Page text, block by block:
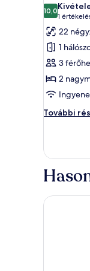
szoba
összes
képének
Prémium
szoba
két
külön
10,010-ből 10,0
1
(1
22
1
3
2
További
Prémium
ággyal
részletei
Ensana